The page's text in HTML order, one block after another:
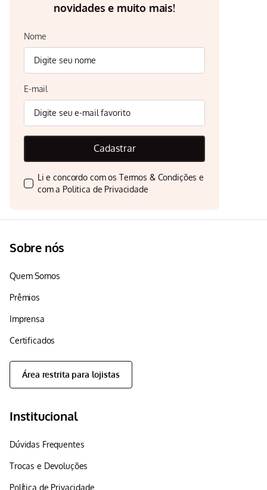
novidades e muito mais!
Nome
E-mail
Cadastrar
Li e concordo com os Termos & Condições e
com a Politica de Privacidade
Sobre nós
Quem Somos
Prêmios
Imprensa
Certificados
Área restrita para lojistas
Institucional
Dúvidas Frequentes
Trocas e Devoluções
Política de Privacidade